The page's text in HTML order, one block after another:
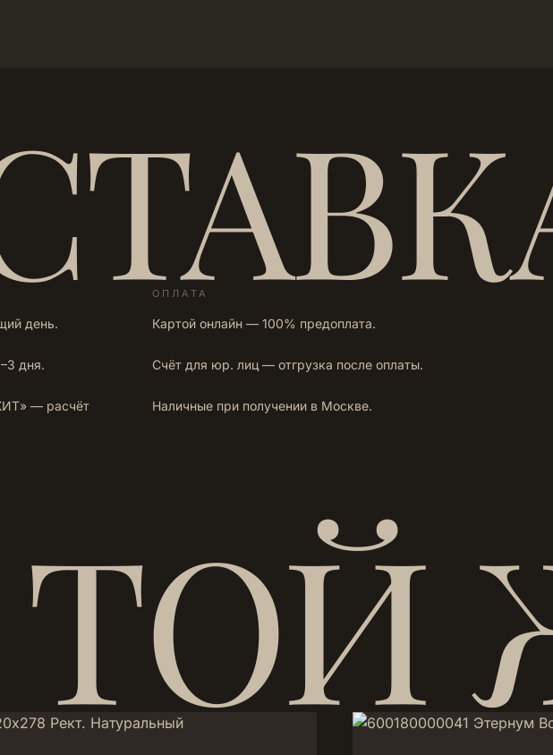
день.
дня.
— расчёт
ОПЛАТА
Картой онлайн — 100% предоплата.
Счёт для юр. лиц — отгрузка после оплаты.
Наличные при получении в Москве.